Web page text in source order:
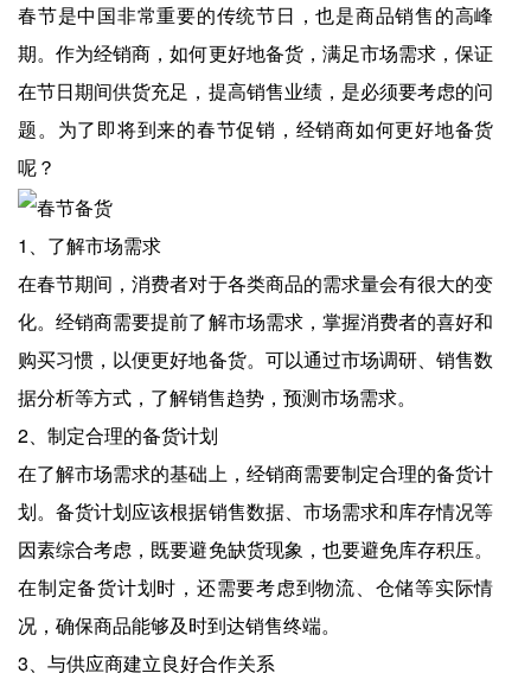
春节是中国非常重要的传统节日，也是商品销售的高峰
期。作为经销商，如何更好地备货，满足市场需求，保证
在节日期间供货充足，提高销售业绩，是必须要考虑的问
题。为了即将到来的春节促销，经销商如何更好地备货
呢？
1、了解市场需求
在春节期间，消费者对于各类商品的需求量会有很大的变
化。经销商需要提前了解市场需求，掌握消费者的喜好和
购买习惯，以便更好地备货。可以通过市场调研、销售数
据分析等方式，了解销售趋势，预测市场需求。
2、制定合理的备货计划
在了解市场需求的基础上，经销商需要制定合理的备货计
划。备货计划应该根据销售数据、市场需求和库存情况等
因素综合考虑，既要避免缺货现象，也要避免库存积压。
在制定备货计划时，还需要考虑到物流、仓储等实际情
况，确保商品能够及时到达销售终端。
3、与供应商建立良好合作关系